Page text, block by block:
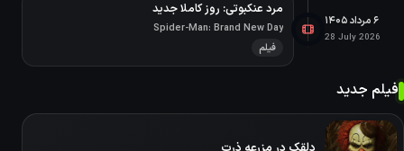
۶ مرداد ۱۴۰۵
28 July 2026
مرد عنکبوتی: روز کاملا جدید
Spider-Man: Brand New Day
فیلم
فیلم جدید